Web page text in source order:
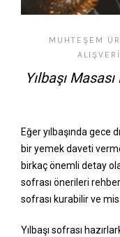
MUHTEŞEM
Yılbaşı
Eğer yılbaşında gece
bir yemek daveti
birkaç önemli detay
sofrası önerileri
sofrası kurabilir ve
Yılbaşı sofrası